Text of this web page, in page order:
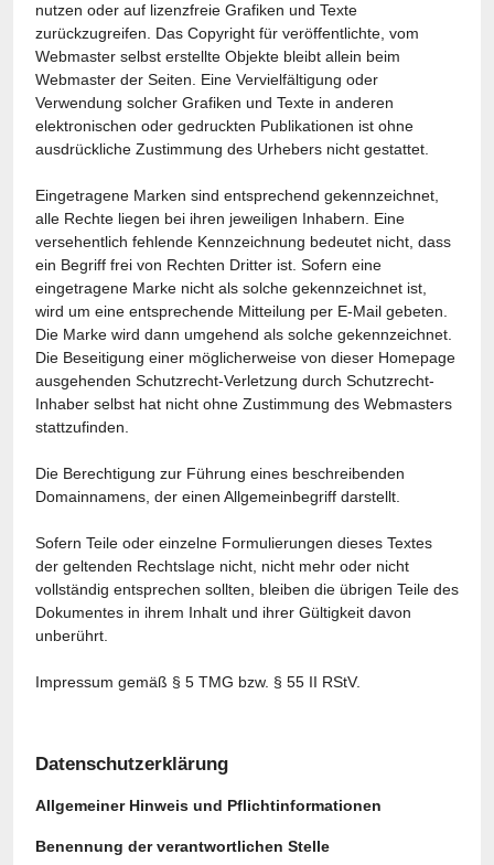
nutzen oder auf lizenzfreie Grafiken und Texte
zurückzugreifen. Das Copyright für veröffentlichte, vom
Webmaster selbst erstellte Objekte bleibt allein beim
Webmaster der Seiten. Eine Vervielfältigung oder
Verwendung solcher Grafiken und Texte in anderen
elektronischen oder gedruckten Publikationen ist ohne
ausdrückliche Zustimmung des Urhebers nicht gestattet.
Eingetragene Marken sind entsprechend gekennzeichnet,
alle Rechte liegen bei ihren jeweiligen Inhabern. Eine
versehentlich fehlende Kennzeichnung bedeutet nicht, dass
ein Begriff frei von Rechten Dritter ist. Sofern eine
eingetragene Marke nicht als solche gekennzeichnet ist,
wird um eine entsprechende Mitteilung per E-Mail gebeten.
Die Marke wird dann umgehend als solche gekennzeichnet.
Die Beseitigung einer möglicherweise von dieser Homepage
ausgehenden Schutzrecht-Verletzung durch Schutzrecht-
Inhaber selbst hat nicht ohne Zustimmung des Webmasters
stattzufinden.
Die Berechtigung zur Führung eines beschreibenden
Domainnamens, der einen Allgemeinbegriff darstellt.
Sofern Teile oder einzelne Formulierungen dieses Textes
der geltenden Rechtslage nicht, nicht mehr oder nicht
vollständig entsprechen sollten, bleiben die übrigen Teile des
Dokumentes in ihrem Inhalt und ihrer Gültigkeit davon
unberührt.
Impressum gemäß § 5 TMG bzw. § 55 II RStV.
Datenschutzerklärung
Allgemeiner Hinweis und Pflichtinformationen
Benennung der verantwortlichen Stelle